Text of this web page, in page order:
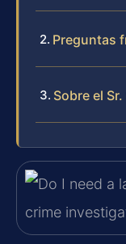
Preguntas
Sobre el